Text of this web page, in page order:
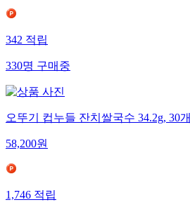
342 적립
330명 구매중
오뚜기 컵누들 잔치쌀국수 34.2g, 30개
58,200원
1,746 적립